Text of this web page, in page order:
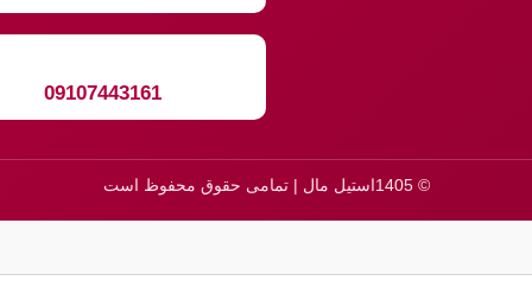
09107443161
© 1405استیل مال | تمامی حقوق محفوظ است